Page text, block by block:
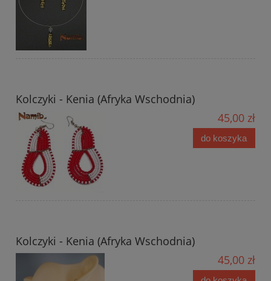
Kolczyki - Kenia (Afryka Wschodnia)
45,00 zł
do koszyka
Kolczyki - Kenia (Afryka Wschodnia)
45,00 zł